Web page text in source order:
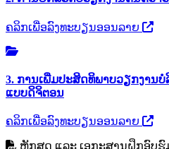
ຄລິກເພື່ອລົງທະບຽນອອນລາຍ
3. ການເພີ່ມປະສິດທິພາບວຽກງານ
ແບບດິຈິຕອນ
ຄລິກເພື່ອລົງທະບຽນອອນລາຍ
ຫຼັກສູດ ແລະ ເອກະສານຝຶກອົບຮົມ